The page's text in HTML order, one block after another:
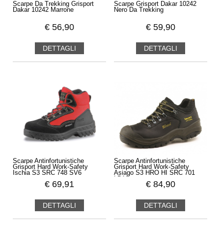
Scarpe Da Trekking Grisport
Dakar 10242 Marrone
€ 56,90
DETTAGLI
Scarpe Grisport Dakar 10242
Nero Da Trekking
€ 59,90
DETTAGLI
Scarpe Antinfortunistiche
Grisport Hard Work-Safety
Ischia S3 SRC 748 SV6
€ 69,91
DETTAGLI
Scarpe Antinfortunistiche
Grisport Hard Work-Safety
Asiago S3 HRO HI SRC 701
€ 84,90
DETTAGLI